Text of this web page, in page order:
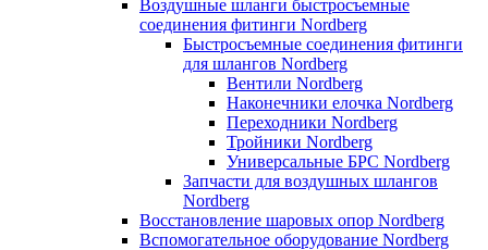
Воздушные шланги быстросъемные
соединения фитинги Nordberg
Быстросъемные соединения фитинги
для шлангов Nordberg
Вентили Nordberg
Наконечники елочка Nordberg
Переходники Nordberg
Тройники Nordberg
Универсальные БРС Nordberg
Запчасти для воздушных шлангов
Nordberg
Восстановление шаровых опор Nordberg
Вспомогательное оборудование Nordberg